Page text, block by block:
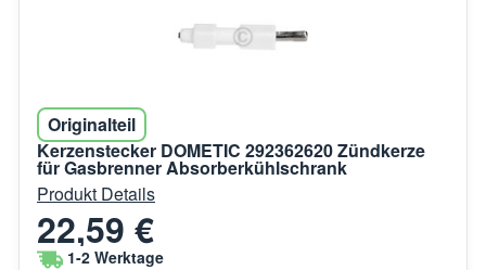
Originalteil
Kerzenstecker DOMETIC 292362620 Zündkerze
für Gasbrenner Absorberkühlschrank
Produkt Details
22,59 €
1-2 Werktage